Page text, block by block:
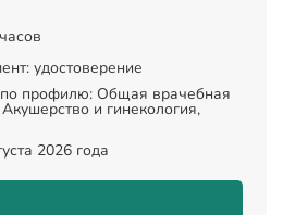
удостоверение
профилю: Общая врачебная
и гинекология,
2026 года